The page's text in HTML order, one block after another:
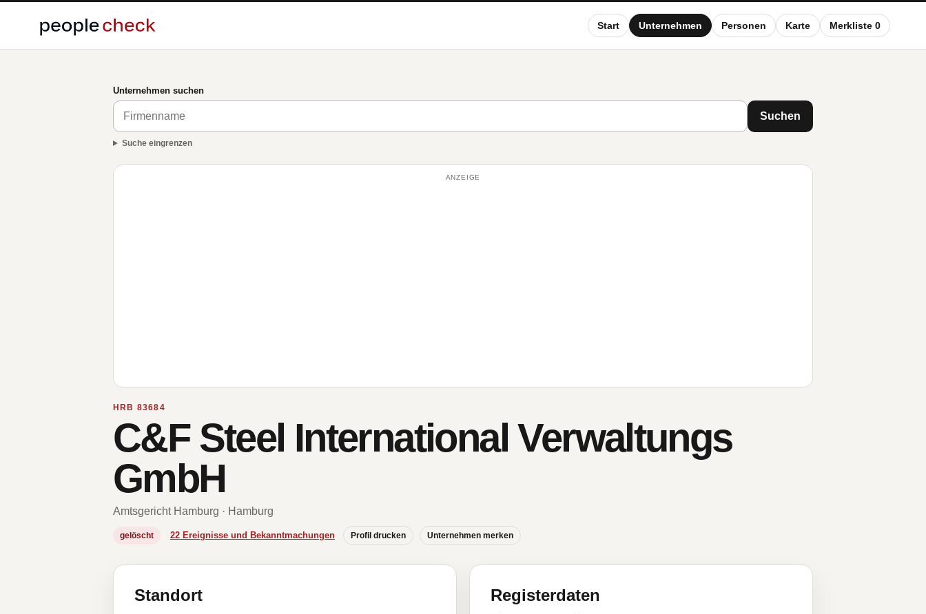
Start Unternehmen Personen Karte Merkliste 0
Unternehmen suchen
Suchen
Suche eingrenzen
ANZEIGE
HRB 83684
C&F Steel International Verwaltungs
GmbH
Amtsgericht Hamburg · Hamburg
gelöscht 22 Ereignisse und Bekanntmachungen Profil drucken Unternehmen merken
Standort Registerdaten